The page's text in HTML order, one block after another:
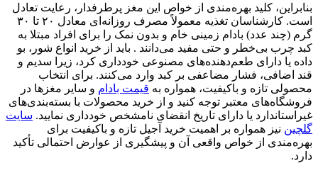
بنابراین، کلید بهره‌مندی از خواص این مغز پرطرفدار، رعایت تعادل
است. کارشناسان تغذیه معمولاً مصرف روزانه‌ای معادل ۲۰ تا ۳۰
گرم (چند عدد) بادام زمینی خام و بدون نمک را برای افراد مبتلا به
کبد چرب بی‌خطر و حتی مفید می‌دانند . باید از خرید انواع شور، بو
داده یا دارای طعم‌دهنده‌های مصنوعی خودداری کرد، زیرا سدیم و
قند اضافی، فشار مضاعفی بر کبد وارد می‌کنند. برای انتخاب
محصولی تازه و باکیفیت، همواره به قیمت بادام و سایر مغزها در
فروشگاه‌های معتبر توجه کنید و از خرید محصولات با بسته‌بندی‌های
غیراستاندارد یا دارای تاریخ انقضای نامشخص خودداری نمایید. سایت
گلچین نیز همواره بر اهمیت خرید آجیل تازه و باکیفیت برای
بهره‌مندی از خواص واقعی آن و پیشگیری از عوارض احتمالی تأکید
دارد.